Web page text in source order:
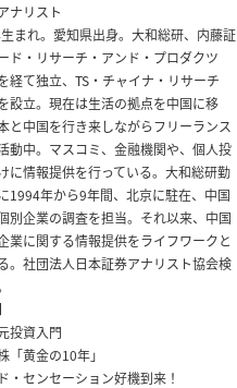
ナリスト
まれ。愛知県出身。大和総研、内藤証
ド・リサーチ・アンド・プロダクツ
を経て独立、TS・チャイナ・リサーチ
を設立。現在は生活の拠点を中国に移
と中国を行き来しながらフリーランス
動中。マスコミ、金融機関や、個人投
に情報提供を行っている。大和総研勤
1994年から9年間、北京に駐在、中国
別企業の調査を担当。それ以来、中国
業に関する情報提供をライフワークと
。社団法人日本証券アナリスト協会検
投資入門
「黄金の10年」
・センセーション好機到来！